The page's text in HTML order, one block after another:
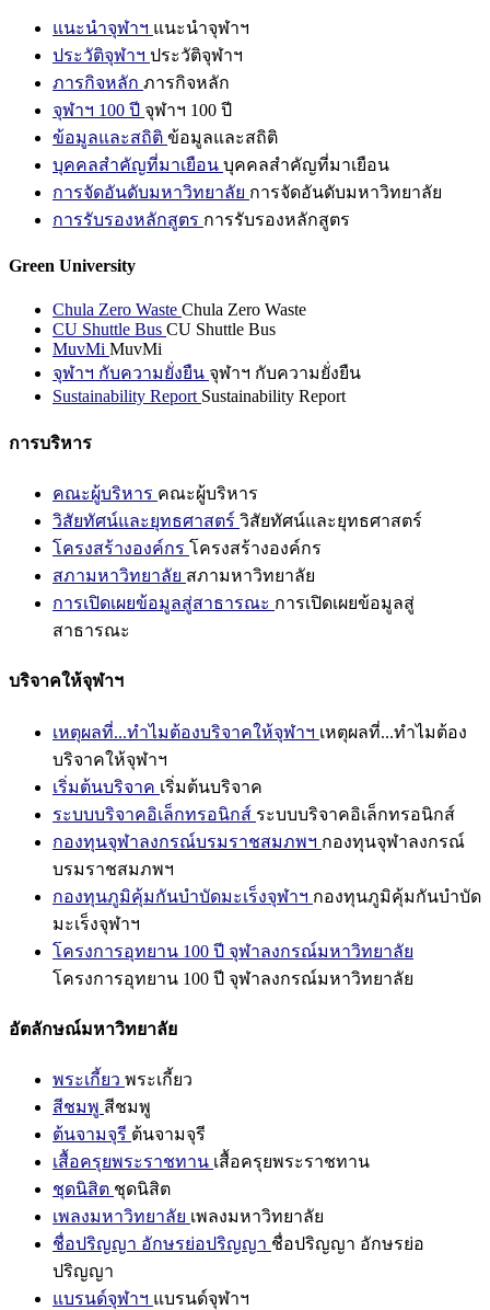
แนะนำจุฬาฯ แนะนำจุฬาฯ
ประวัติจุฬาฯ ประวัติจุฬาฯ
ภารกิจหลัก ภารกิจหลัก
จุฬาฯ 100 ปี จุฬาฯ 100 ปี
ข้อมูลและสถิติ ข้อมูลและสถิติ
บุคคลสำคัญที่มาเยือน บุคคลสำคัญที่มาเยือน
การจัดอันดับมหาวิทยาลัย การจัดอันดับมหาวิทยาลัย
การรับรองหลักสูตร การรับรองหลักสูตร
Green University
Chula Zero Waste Chula Zero Waste
CU Shuttle Bus CU Shuttle Bus
MuvMi MuvMi
จุฬาฯ กับความยั่งยืน จุฬาฯ กับความยั่งยืน
Sustainability Report Sustainability Report
การบริหาร
คณะผู้บริหาร คณะผู้บริหาร
วิสัยทัศน์และยุทธศาสตร์ วิสัยทัศน์และยุทธศาสตร์
โครงสร้างองค์กร โครงสร้างองค์กร
สภามหาวิทยาลัย สภามหาวิทยาลัย
การเปิดเผยข้อมูลสู่สาธารณะ การเปิดเผยข้อมูลสู่
สาธารณะ
บริจาคให้จุฬาฯ
เหตุผลที่...ทำไมต้องบริจาคให้จุฬาฯ เหตุผลที่...ทำไมต้อง
บริจาคให้จุฬาฯ
เริ่มต้นบริจาค เริ่มต้นบริจาค
ระบบบริจาคอิเล็กทรอนิกส์ ระบบบริจาคอิเล็กทรอนิกส์
กองทุนจุฬาลงกรณ์บรมราชสมภพฯ กองทุนจุฬาลงกรณ์
บรมราชสมภพฯ
กองทุนภูมิคุ้มกันบำบัดมะเร็งจุฬาฯ กองทุนภูมิคุ้มกันบำบัด
มะเร็งจุฬาฯ
โครงการอุทยาน 100 ปี จุฬาลงกรณ์มหาวิทยาลัย
โครงการอุทยาน 100 ปี จุฬาลงกรณ์มหาวิทยาลัย
อัตลักษณ์มหาวิทยาลัย
พระเกี้ยว พระเกี้ยว
สีชมพู สีชมพู
ต้นจามจุรี ต้นจามจุรี
เสื้อครุยพระราชทาน เสื้อครุยพระราชทาน
ชุดนิสิต ชุดนิสิต
เพลงมหาวิทยาลัย เพลงมหาวิทยาลัย
ชื่อปริญญา อักษรย่อปริญญา ชื่อปริญญา อักษรย่อ
ปริญญา
แบรนด์จุฬาฯ แบรนด์จุฬาฯ